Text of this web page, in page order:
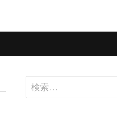
検
索: